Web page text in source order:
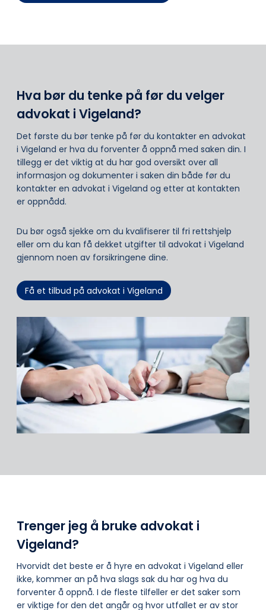
Hva bør du tenke på før du velger
advokat i Vigeland?
Det første du bør tenke på før du kontakter en advokat
i Vigeland er hva du forventer å oppnå med saken din. I
tillegg er det viktig at du har god oversikt over all
informasjon og dokumenter i saken din både før du
kontakter en advokat i Vigeland og etter at kontakten
er oppnådd.
Du bør også sjekke om du kvalifiserer til fri rettshjelp
eller om du kan få dekket utgifter til advokat i Vigeland
gjennom noen av forsikringene dine.
Få et tilbud på advokat i Vigeland
Trenger jeg å bruke advokat i
Vigeland?
Hvorvidt det beste er å hyre en advokat i Vigeland eller
ikke, kommer an på hva slags sak du har og hva du
forventer å oppnå. I de fleste tilfeller er det saker som
er viktige for den det angår og hvor utfallet er av stor